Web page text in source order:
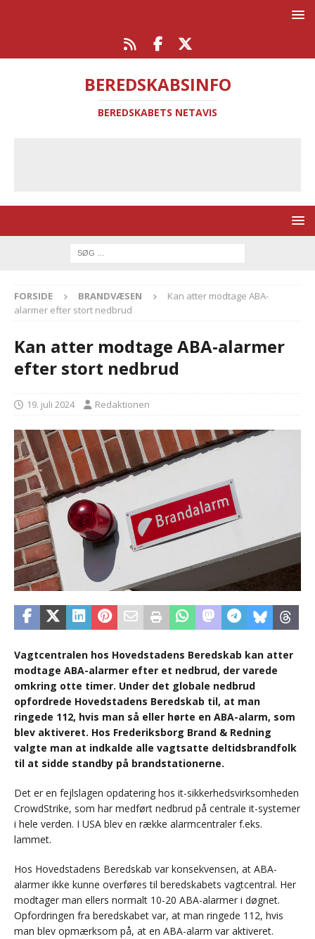
BEREDSKABSINFO
BEREDSKABETS NETAVIS
FORSIDE BRANDVÆSEN
Kan atter modtage ABA-
alarmer efter stort nedbrud
Kan atter modtage ABA-alarmer
efter stort nedbrud
19. juli 2024 Redaktionen
Vagtcentralen hos Hovedstadens Beredskab kan atter
modtage ABA-alarmer efter et nedbrud, der varede
omkring otte timer. Under det globale nedbrud
opfordrede Hovedstadens Beredskab til, at man
ringede 112, hvis man så eller hørte en ABA-alarm, som
blev aktiveret. Hos Frederiksborg Brand & Redning
valgte man at indkalde alle vagtsatte deltidsbrandfolk
til at sidde standby på brandstationerne.
Det er en fejlslagen opdatering hos it-sikkerhedsvirksomheden
CrowdStrike, som har medført nedbrud på centrale it-systemer
i hele verden. I USA blev en række alarmcentraler f.eks.
lammet.
Hos Hovedstadens Beredskab var konsekvensen, at ABA-
alarmer ikke kunne overføres til beredskabets vagtcentral. Her
modtager man ellers normalt 10-20 ABA-alarmer i døgnet.
Opfordringen fra beredskabet var, at man ringede 112, hvis
man blev opmærksom på, at en ABA-alarm var aktiveret.